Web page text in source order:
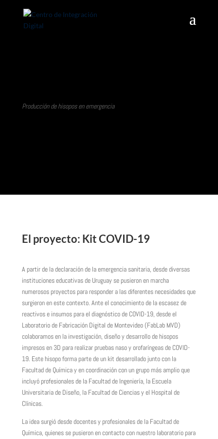
Producción de hisopos en emergencia
El proyecto: Kit COVID-19
A partir de la declaración de la emergencia sanitaria, desde diversas
instituciones educativas de Uruguay se pusieron en marcha
numerosos proyectos para responder a las diferentes necesidades que
surgieron en este contexto. Ante el conocimiento de la escasez de
reactivos e insumos para el diagnóstico de COVID-19, desde el
Laboratorio de Fabricación Digital de Montevideo (FabLab MVD)
colaboramos en la investigación, diseño y desarrollo de hisopos
impresos en 3D para realizar pruebas naso y orofaríngeas de COVID-
19. Este hisopo forma parte de un kit desarrollado junto con la
Facultad de Química y en coordinación con un grupo más amplio que
incluyó profesionales de la Facultad de Ingeniería, la Escuela
Universitaria de Diseño, la Facultad de Ciencias y el Hospital de
Clínicas.
La idea surgió desde docentes y profesionales de la Facultad de
Química, quienes se pusieron en contacto con nuestro laboratorio para